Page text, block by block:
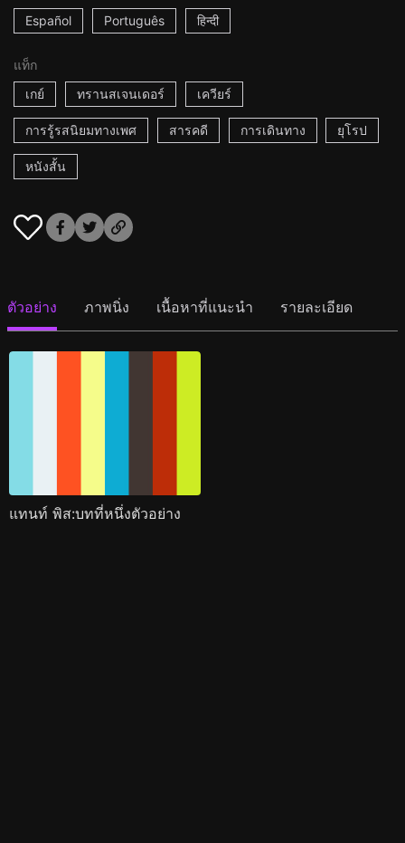
Español Português हिन्दी
แท็ก
เกย์
ทรานสเจนเดอร์ เควียร์
การรู้รสนิยมทางเพศ สารคดี การเดินทาง ยุโรป
หนังสั้น
ตัวอย่าง ภาพนิ่ง เนื้อหาที่แนะนำ รายละเอียด
แทนท์ พิส:บทที่หนึ่งตัวอย่าง